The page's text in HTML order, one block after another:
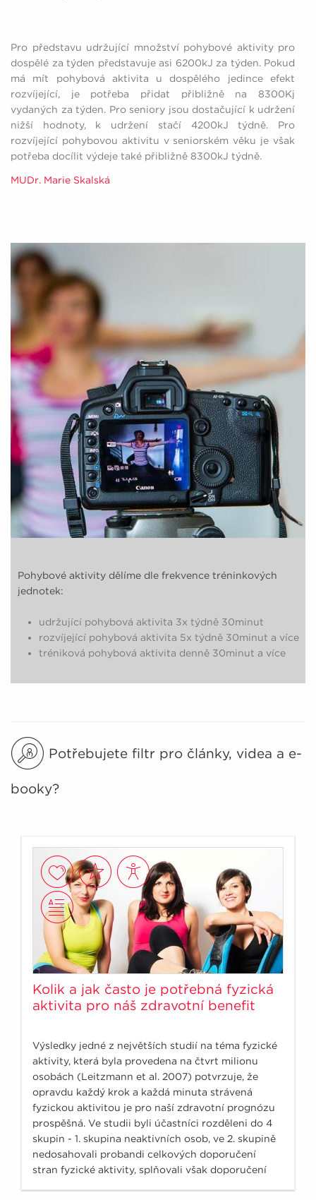
Pro představu udržující množství pohybové aktivity pro
dospělé za týden představuje asi 6200kJ za týden. Pokud
má mít pohybová aktivita u dospělého jedince efekt
rozvíjející, je potřeba přidat přibližně na 8300Kj
vydaných za týden. Pro seniory jsou dostačující k udržení
nižší hodnoty, k udržení stačí 4200kJ týdně. Pro
rozvíjející pohybovou aktivitu v seniorském věku je však
potřeba docílit výdeje také přibližně 8300kJ týdně.
MUDr. Marie Skalská
Pohybové aktivity dělíme dle frekvence tréninkových
jednotek:
udržující pohybová aktivita 3x týdně 30minut
rozvíjející pohybová aktivita 5x týdně 30minut a více
tréniková pohybová aktivita denně 30minut a více
Potřebujete filtr pro články, videa a e-
booky?
Kolik a jak často je potřebná fyzická
aktivita pro náš zdravotní benefit
Výsledky jedné z největších studií na téma fyzické
aktivity, která byla provedena na čtvrt milionu
osobách (Leitzmann et al. 2007) potvrzuje, že
opravdu každý krok a každá minuta strávená
fyzickou aktivitou je pro naší zdravotní prognózu
prospěšná. Ve studii byli účastníci rozděleni do 4
skupin - 1. skupina neaktivních osob, ve 2. skupině
nedosahovali probandi celkových doporučení
stran fyzické aktivity, splňovali však doporučení